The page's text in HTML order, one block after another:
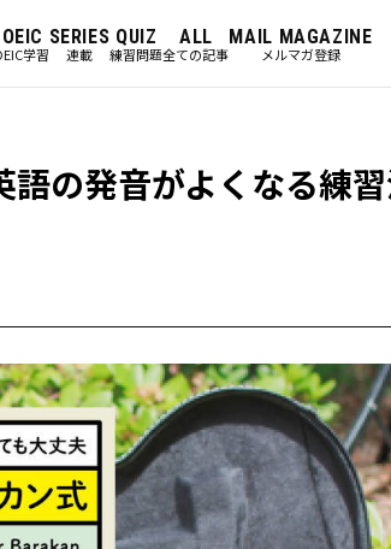
学習
SERIES
連載
QUIZ
練習問題
ALL
全ての記事
MAIL MAGAZINE
メルマガ登録
の発音がよくなる練